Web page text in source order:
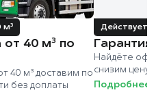
м³
от 40 м³ по
40 м³ доставим по
без доплаты
Действует
Найдёте
снизим
Подробнее